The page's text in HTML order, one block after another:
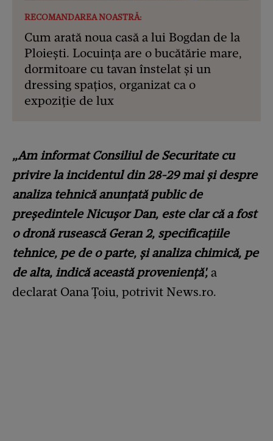
RECOMANDAREA NOASTRĂ:
Cum arată noua casă a lui Bogdan de la
Ploiești. Locuința are o bucătărie mare,
dormitoare cu tavan înstelat și un
dressing spațios, organizat ca o
expoziție de lux
„Am informat Consiliul de Securitate cu
privire la incidentul din 28-29 mai şi despre
analiza tehnică anunţată public de
preşedintele Nicuşor Dan, este clar că a fost
o dronă rusească Geran 2, specificaţiile
tehnice, pe de o parte, şi analiza chimică, pe
de alta, indică această provenienţă', a
declarat Oana Ţoiu, potrivit News.ro.